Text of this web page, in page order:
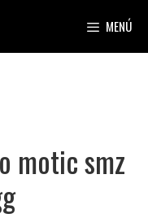
MENÚ
motic smz